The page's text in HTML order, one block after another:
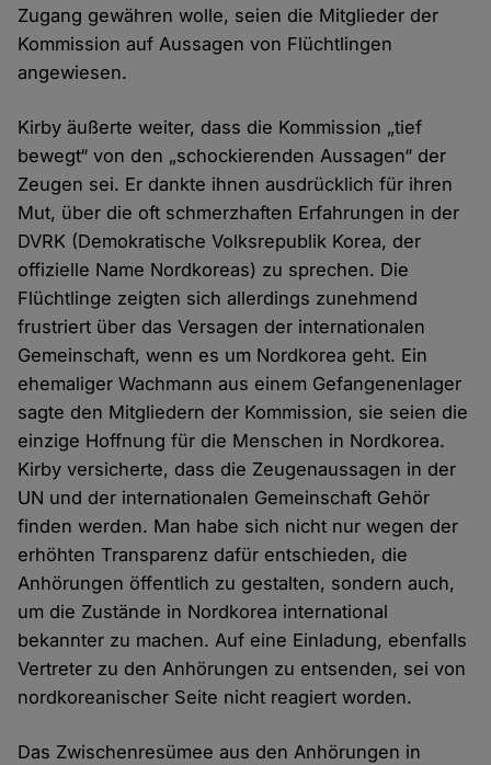
Zugang gewähren wolle, seien die Mitglieder der
Kommission auf Aussagen von Flüchtlingen
angewiesen.
Kirby äußerte weiter, dass die Kommission „tief
bewegt“ von den „schockierenden Aussagen“ der
Zeugen sei. Er dankte ihnen ausdrücklich für ihren
Mut, über die oft schmerzhaften Erfahrungen in der
DVRK (Demokratische Volksrepublik Korea, der
offizielle Name Nordkoreas) zu sprechen. Die
Flüchtlinge zeigten sich allerdings zunehmend
frustriert über das Versagen der internationalen
Gemeinschaft, wenn es um Nordkorea geht. Ein
ehemaliger Wachmann aus einem Gefangenenlager
sagte den Mitgliedern der Kommission, sie seien die
einzige Hoffnung für die Menschen in Nordkorea.
Kirby versicherte, dass die Zeugenaussagen in der
UN und der internationalen Gemeinschaft Gehör
finden werden. Man habe sich nicht nur wegen der
erhöhten Transparenz dafür entschieden, die
Anhörungen öffentlich zu gestalten, sondern auch,
um die Zustände in Nordkorea international
bekannter zu machen. Auf eine Einladung, ebenfalls
Vertreter zu den Anhörungen zu entsenden, sei von
nordkoreanischer Seite nicht reagiert worden.
Das Zwischenresümee aus den Anhörungen in